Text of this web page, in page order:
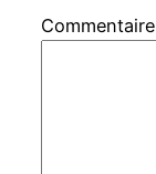
Commentaire